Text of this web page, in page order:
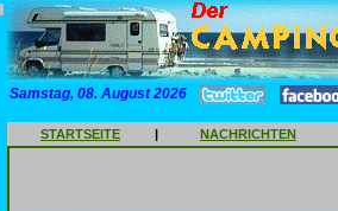
Samstag, 08. August 2026
STARTSEITE | NACHRICHTEN